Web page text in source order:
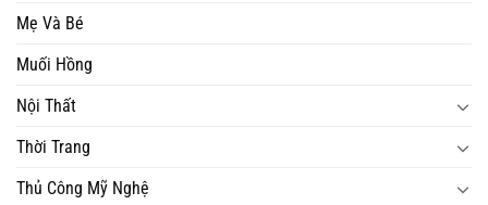
Mẹ Và Bé
Muối Hồng
Nội Thất
Thời Trang
Thủ Công Mỹ Nghệ